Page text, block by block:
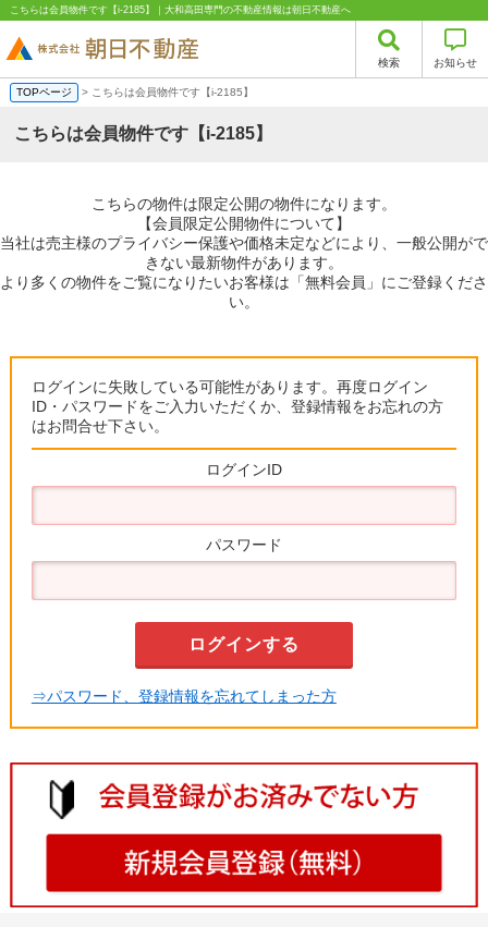
こちらは会員物件です【i-2185】｜大和高田専門の不動産情報は朝日不動産へ
検索 お知らせ
TOPページ > こちらは会員物件です【i-2185】
こちらは会員物件です【i-2185】
こちらの物件は限定公開の物件になります。
【会員限定公開物件について】
当社は売主様のプライバシー保護や価格未定などにより、一般公開がで
きない最新物件があります。
より多くの物件をご覧になりたいお客様は「無料会員」にご登録くださ
い。
ログインに失敗している可能性があります。再度ログイン
ID・パスワードをご入力いただくか、登録情報をお忘れの方
はお問合せ下さい。
ログインID
パスワード
⇒パスワード、登録情報を忘れてしまった方